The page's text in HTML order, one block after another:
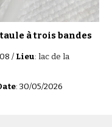
à trois bandes
/ Lieu:lac de la
:30/05/2026